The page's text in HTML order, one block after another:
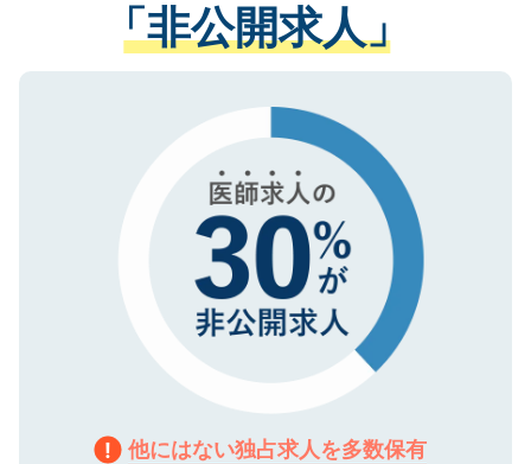
る、プライバシーマークを取得済みです。
で、機密保持に関してもご安心ください。
させていただきます。すぐにご転職をされ
ない方には、長期的なサポートが可能です
ので、まずはご登録ください。
「非公開求人」
他にはない独占求人を多数保有